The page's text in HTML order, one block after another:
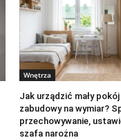
Wnętrza
Jak urządzić mały pokój
zabudowy na wymiar?
przechowywanie,
szafa narożna